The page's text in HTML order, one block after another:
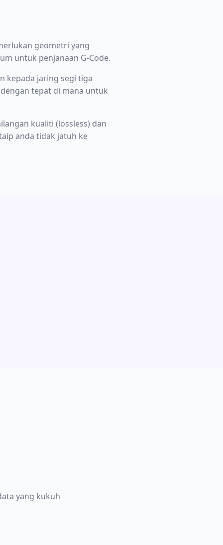
geometri yang
untuk penjanaan G-Code.
kepada jaring segi tiga
tepat di mana untuk
kualiti (lossless) dan
anda tidak jatuh ke
yang kukuh